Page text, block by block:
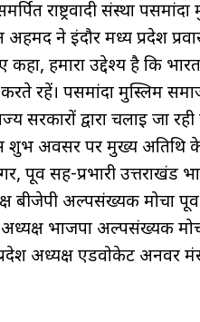
समर्पित राष्ट्रवादी संस्था
अहमद ने इंदौर मध्य प्रदेश
हमारा उद्देश्य है कि
रहें। पसमांदा मुस्लिम
सरकारों द्वारा चलाई
शुभ अवसर पर मुख्य अतिथि
पूर्व सह-प्रभारी
बीजेपी अल्पसंख्यक
अध्यक्ष भाजपा अल्पसंख्यक
अध्यक्ष एडवोकेट अनवर